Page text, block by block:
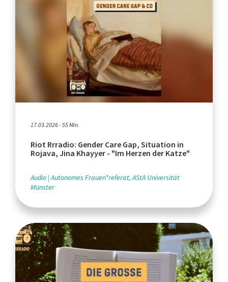
17.03.2026 - 55 Min.
Riot Rrradio: Gender Care Gap, Situation in
Rojava, Jina Khayyer - "Im Herzen der Katze"
Audio Autonomes Frauen*referat, AStA Universität
Münster